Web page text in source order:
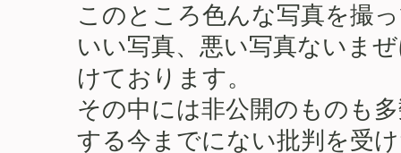
このところ色んな写真を撮
いい写真、悪い写真ないま
けております。
その中には非公開のものも
する今までにない批判を受